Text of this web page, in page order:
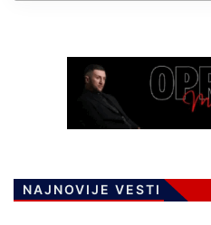
NAJNOVIJE VESTI